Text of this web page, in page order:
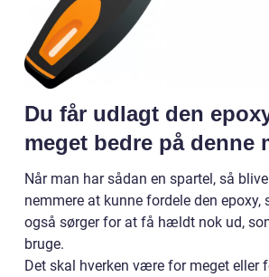
Du får udlagt den
meget bedre på denne
Når man har sådan en spartel, så
nemmere at kunne fordele den
også sørger for at få hældt nok ud,
bruge.
Det skal hverken være for meget eller